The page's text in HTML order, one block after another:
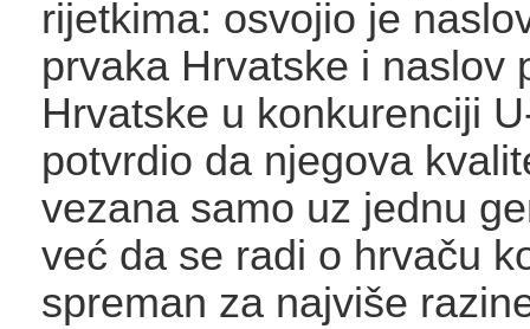
rijetkima: osvojio je
prvaka Hrvatske i naslov
Hrvatske u konkurenciji
potvrdio da njegova
vezana samo uz jednu
već da se radi o hrvaču
spreman za najviše